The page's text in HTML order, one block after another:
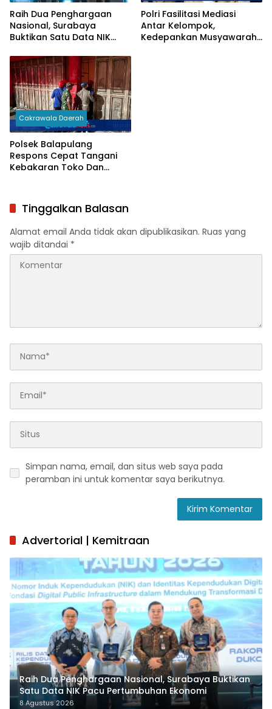
Raih Dua Penghargaan
Nasional, Surabaya
Buktikan Satu Data NIK
Ekonomi
Polri Fasilitasi Mediasi
Antar Kelompok,
Kedepankan Musyawarah
Cakrawala Daerah
Polsek Balapulang
Respons Cepat Tangani
Kebakaran Toko Dan
Tinggalkan Balasan
Alamat email Anda tidak akan dipublikasikan. Ruas yang
wajib ditandai *
Simpan nama, email, dan situs web saya pada
peramban ini untuk komentar saya berikutnya.
Advertorial | Kemitraan
Raih Dua Penghargaan Nasional, Surabaya Buktikan
Satu Data NIK Pacu Pertumbuhan Ekonomi
8 Agustus 2026